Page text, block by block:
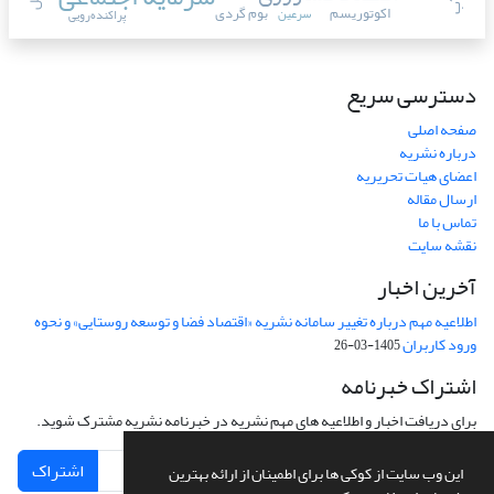
این وب سایت از کوکی ها برای اطمینان از ارائه بهترین
اکوتوریسم بوم گردی پراکنده‌رویی سرعین
دسترسی سریع
صفحه اصلی
درباره نشریه
اعضای هیات تحریریه
ارسال مقاله
تماس با ما
نقشه سایت
آخرین اخبار
اطلاعیه مهم درباره تغییر سامانه نشریه «اقتصاد فضا و توسعه روستایی» و نحوه
ورود کاربران1405-03-26
اشتراک خبرنامه
برای دریافت اخبار و اطلاعیه های مهم نشریه در خبرنامه نشریه مشترک شوید.
اشتراک